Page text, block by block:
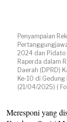
Penyampaian
2024 dan Pidato
Raperda dalam
Daerah (DPRD)
Ke-10 di
(21/04/2025) (
Meresponi yang